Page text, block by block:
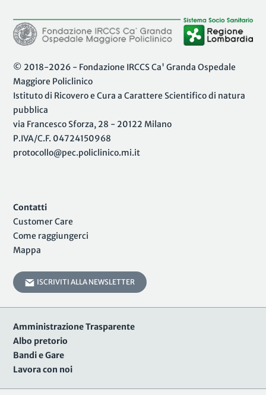
© 2018-2026 - Fondazione IRCCS Ca' Granda Ospedale
Maggiore Policlinico
Istituto di Ricovero e Cura a Carattere Scientifico di natura
pubblica
via Francesco Sforza, 28 - 20122 Milano
P.IVA/C.F. 04724150968
protocollo@pec.policlinico.mi.it
Contatti
Customer Care
Come raggiungerci
Mappa
ISCRIVITI ALLA NEWSLETTER
Amministrazione Trasparente
Albo pretorio
Bandi e Gare
Lavora con noi